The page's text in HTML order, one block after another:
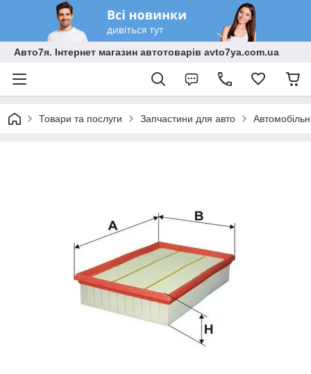
Авто7я. Інтернет магазин автотоварів avto7ya.com.ua
Товари та послуги Запчастини для авто